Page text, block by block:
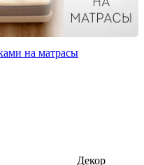
на матрасы
Декор